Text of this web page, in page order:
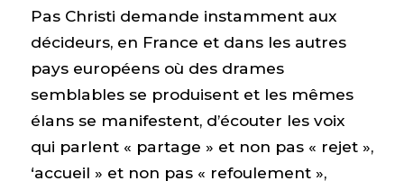
Pas Christi demande instamment aux
décideurs, en France et dans les autres
pays européens où des drames
semblables se produisent et les mêmes
élans se manifestent, d’écouter les voix
qui parlent « partage » et non pas « rejet »,
‘accueil » et non pas « refoulement »,